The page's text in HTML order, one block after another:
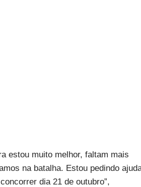
estou muito melhor, faltam mais
na batalha. Estou pedindo
dia 21 de outubro”,